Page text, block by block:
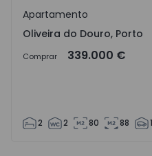
Oliveira do Douro, Porto
Apartamento
Oliveira do Douro, Porto
Comprar 339.000 €
2 2 80 88 1